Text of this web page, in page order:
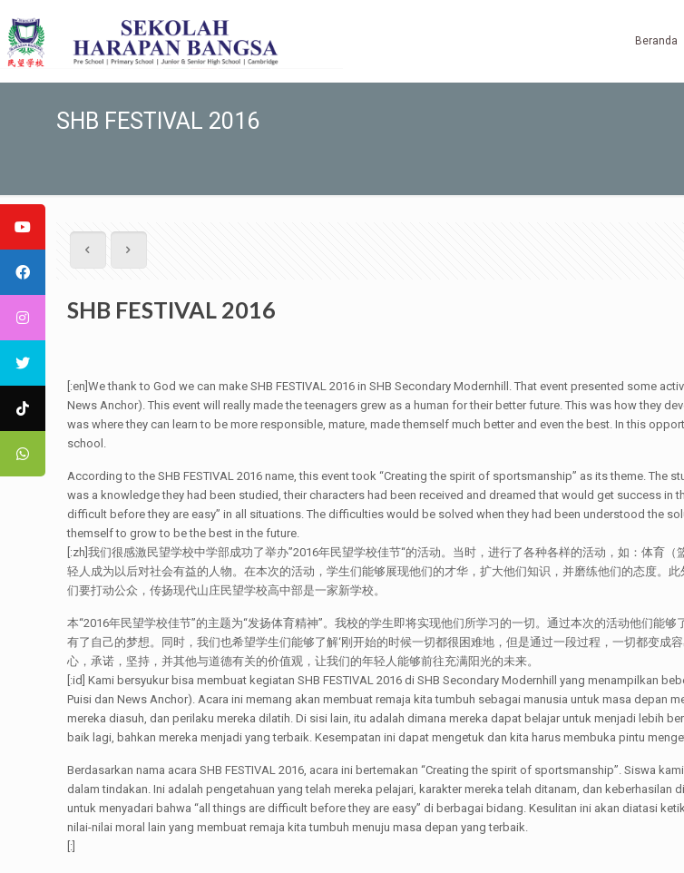
Beranda
SHB FESTIVAL 2016
SHB FESTIVAL 2016
[:en]We thank to God we can make SHB FESTIVAL 2016 in SHB Secondary Modernhill. That event presented some
News Anchor). This event will really made the teenagers grew as a human for their better future. This was how they
was where they can learn to be more responsible, mature, made themself much better and even the best. In this
school.
According to the SHB FESTIVAL 2016 name, this event took “Creating the spirit of sportsmanship” as its theme.
was a knowledge they had been studied, their characters had been received and dreamed that would get success in
difficult before they are easy” in all situations. The difficulties would be solved when they had been understood the
themself to grow to be the best in the future.
[:zh]我们很感激民望学校中学部成功了举办”2016年民望学校佳节“的活动。当时，进行了各种各样的活动，如：体育
轻人成为以后对社会有益的人物。在本次的活动，学生们能够展现他们的才华，扩大他们知识，并磨练他们的态度。
们要打动公众，传扬现代山庄民望学校高中部是一家新学校。
本“2016年民望学校佳节”的主题为“发扬体育精神”。我校的学生即将实现他们所学习的一切。通过本次的活动他们能
有了自己的梦想。同时，我们也希望学生们能够了解‘刚开始的时候一切都很困难地，但是通过一段过程，一切都变
心，承诺，坚持，并其他与道德有关的价值观，让我们的年轻人能够前往充满阳光的未来。
[:id] Kami bersyukur bisa membuat kegiatan SHB FESTIVAL 2016 di SHB Secondary Modernhill yang menampilkan
Puisi dan News Anchor). Acara ini memang akan membuat remaja kita tumbuh sebagai manusia untuk masa depan
mereka diasuh, dan perilaku mereka dilatih. Di sisi lain, itu adalah dimana mereka dapat belajar untuk menjadi lebih
baik lagi, bahkan mereka menjadi yang terbaik. Kesempatan ini dapat mengetuk dan kita harus membuka pintu
Berdasarkan nama acara SHB FESTIVAL 2016, acara ini bertemakan “Creating the spirit of sportsmanship”. Siswa
dalam tindakan. Ini adalah pengetahuan yang telah mereka pelajari, karakter mereka telah ditanam, dan
untuk menyadari bahwa “all things are difficult before they are easy” di berbagai bidang. Kesulitan ini akan diatasi
nilai-nilai moral lain yang membuat remaja kita tumbuh menuju masa depan yang terbaik.
[:]